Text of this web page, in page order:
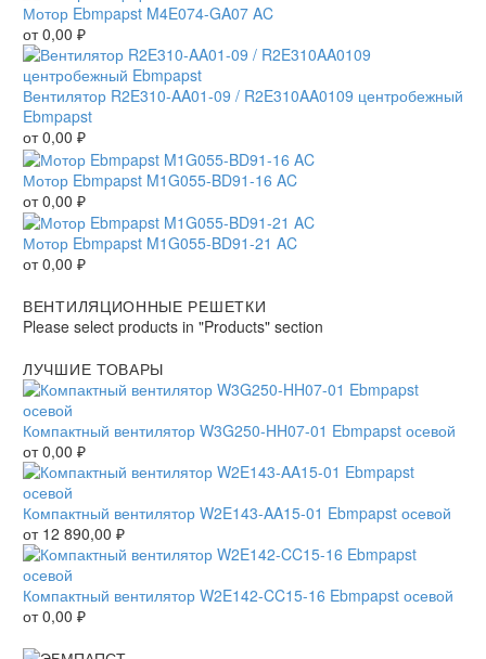
Мотор Ebmpapst M4E074-GA07 AC
от0,00 ₽
Вентилятор R2E310-AA01-09 / R2E310AA0109 центробежный
Ebmpapst
от0,00 ₽
Мотор Ebmpapst M1G055-BD91-16 AC
от0,00 ₽
Мотор Ebmpapst M1G055-BD91-21 AC
от0,00 ₽
ВЕНТИЛЯЦИОННЫЕ РЕШЕТКИ
Please select products in "Products" section
ЛУЧШИЕ ТОВАРЫ
Компактный вентилятор W3G250-HH07-01 Ebmpapst осевой
от0,00 ₽
Компактный вентилятор W2E143-AA15-01 Ebmpapst осевой
от 12 890,00 ₽
Компактный вентилятор W2E142-CC15-16 Ebmpapst осевой
от0,00 ₽